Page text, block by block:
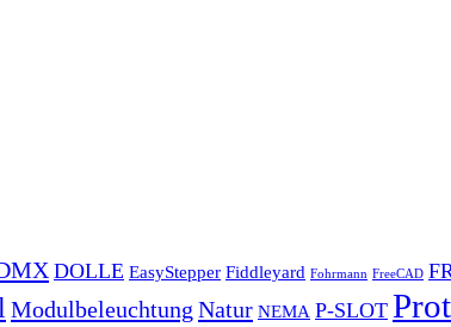
DOLLE EasyStepper Fiddleyard Fohrmann FreeCAD
Modulbeleuchtung Natur NEMA P-SLOT